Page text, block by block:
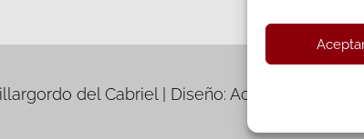
del Cabriel | Diseño: Accesia